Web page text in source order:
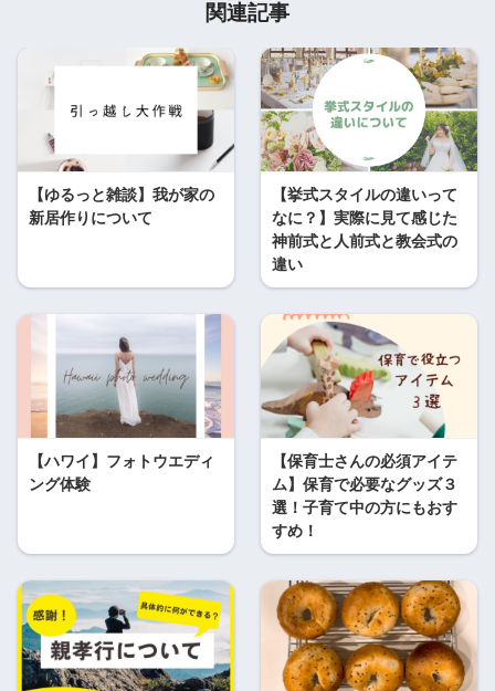
関連記事
【ゆるっと雑談】我が家の
新居作りについて
【挙式スタイルの違いって
なに？】実際に見て感じた
神前式と人前式と教会式の
違い
【ハワイ】フォトウエディ
ング体験
【保育士さんの必須アイテ
ム】保育で必要なグッズ３
選！子育て中の方にもおす
すめ！